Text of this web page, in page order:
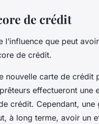
de crédit
que peut
de crédit.
nouvelle carte de
effectueront une
crédit. Cependant,
à long terme, avoir un